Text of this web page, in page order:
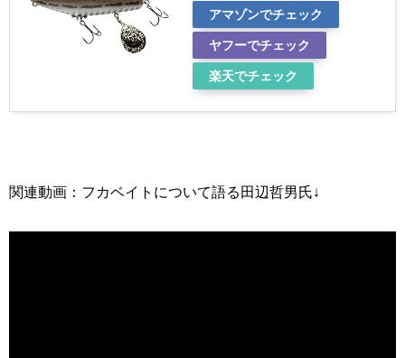
アマゾンでチェック
ヤフーでチェック
楽天でチェック
関連動画：フカベイトについて語る田辺哲男氏↓